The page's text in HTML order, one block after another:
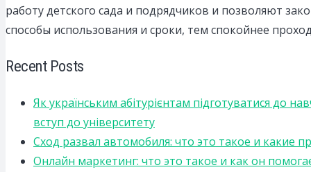
работу детского сада и подрядчиков и позволяют
способы использования и сроки, тем спокойнее
Recent Posts
Як українським абітурієнтам підготуватися до
вступ до університету
Сход развал автомобиля: что это такое и какие
Онлайн маркетинг: что это такое и как он